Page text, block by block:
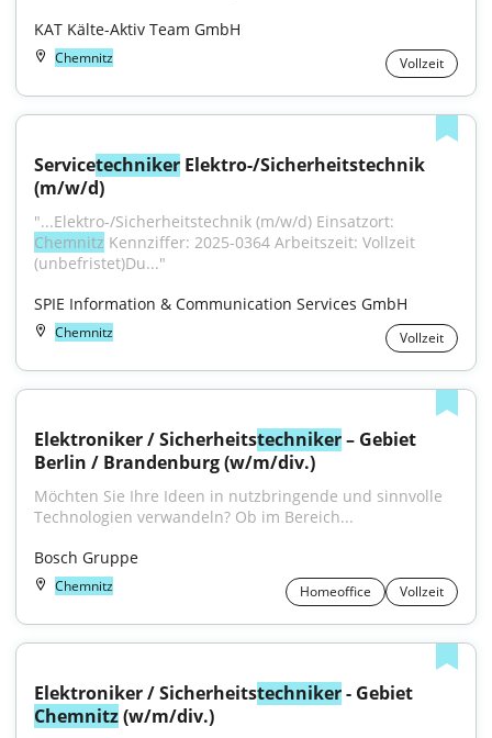
KAT Kälte-Aktiv Team GmbH
Chemnitz Vollzeit
Servicetechniker Elektro-/Sicherheitstechnik
(m/w/d)
Chemnitz Kennziffer: 2025-0364 Arbeitszeit: Vollzeit
(unbefristet)Du..."
SPIE Information & Communication Services GmbH
Chemnitz Vollzeit
Elektroniker / Sicherheitstechniker – Gebiet
Berlin / Brandenburg (w/m/div.)
Möchten Sie Ihre Ideen in nutzbringende und sinnvolle
Technologien verwandeln? Ob im Bereich...
Bosch Gruppe
Chemnitz Homeoffice Vollzeit
Elektroniker / Sicherheitstechniker
Chemnitz (w/m/div.)